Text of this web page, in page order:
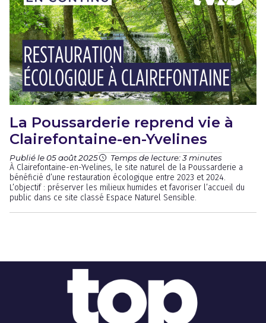
La Poussarderie reprend vie à
Clairefontaine-en-Yvelines
Publié le 05 août 2025 Temps de lecture: 3 minutes
À Clairefontaine-en-Yvelines, le site naturel de la Poussarderie a
bénéficié d’une restauration écologique entre 2023 et 2024.
L’objectif : préserver les milieux humides et favoriser l’accueil du
public dans ce site classé Espace Naturel Sensible.